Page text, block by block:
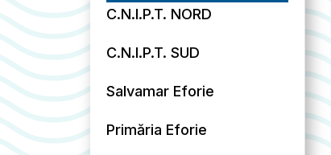
C.N.I.P.T. NORD
C.N.I.P.T. SUD
Salvamar Eforie
Primăria Eforie